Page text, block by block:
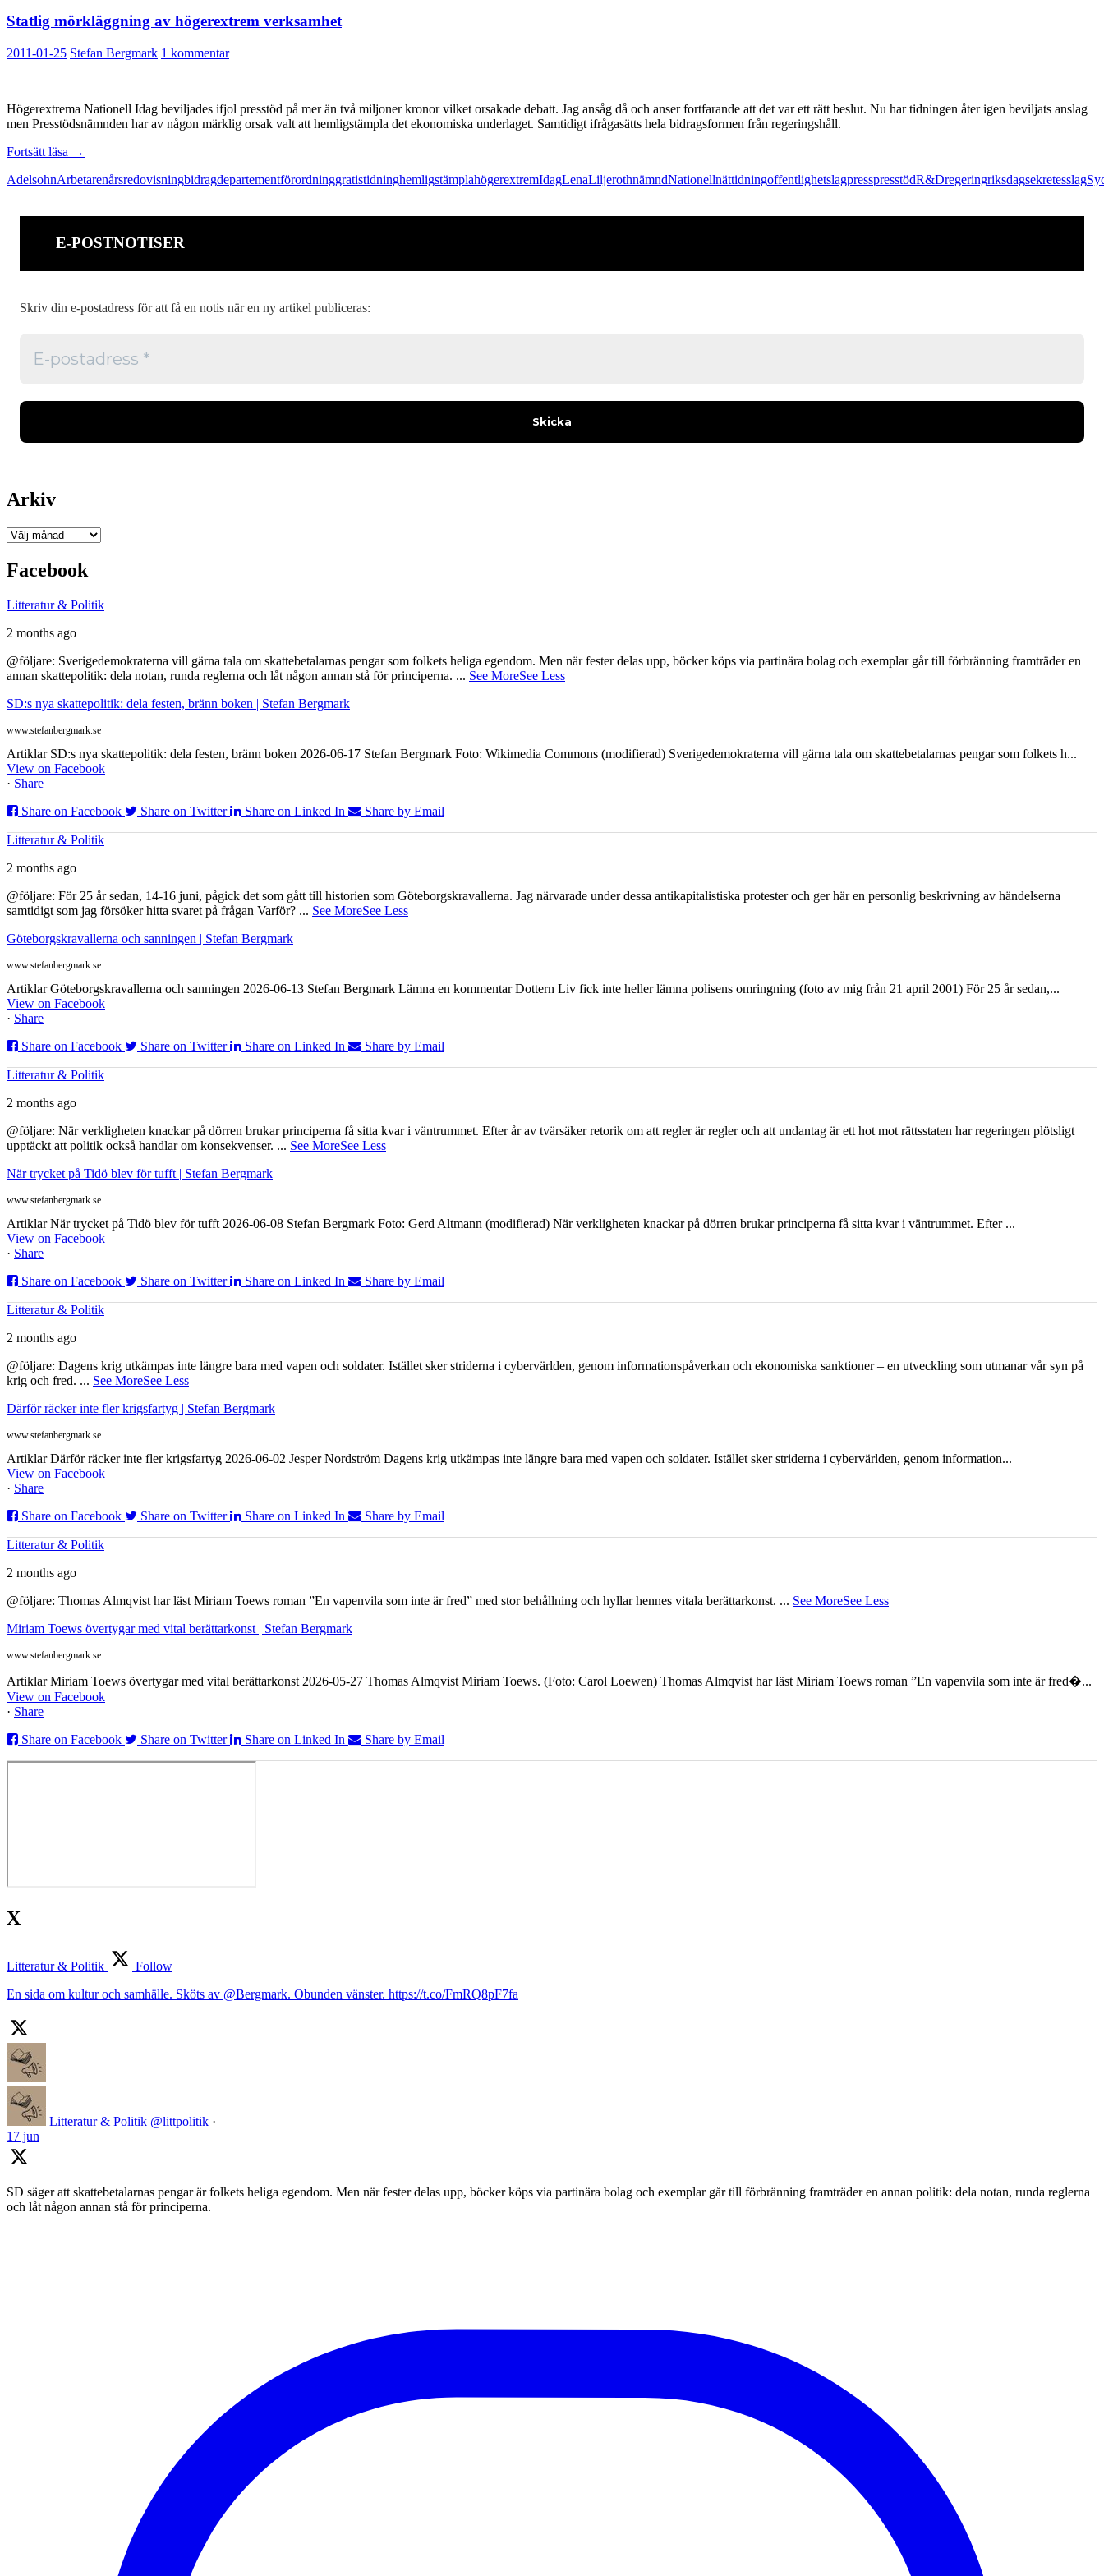
Statlig mörkläggning av högerextrem verksamhet
2011-01-25 Stefan Bergmark 1 kommentar
Högerextrema Nationell Idag beviljades ifjol presstöd på mer än två miljoner kronor vilket orsakade debatt. Jag ansåg då och anser fortfarande att det var ett rätt beslut. Nu har tidningen åter igen beviljats anslag
men Presstödsnämnden har av någon märklig orsak valt att hemligstämpla det ekonomiska underlaget. Samtidigt ifrågasätts hela bidragsformen från regeringshåll.
Fortsätt läsa Statlig
av
→
AdelsohnArbetarenårsredovisningbidragdepartementförordninggratistidninghemligstämplahögerextremIdagLenaLiljerothnämndNationellnättidningoffentlighetslagpresspresstödR&Dregeringriksdagsekretesslag
E-POSTNOTISER
Skriv din e-postadress för att få en notis när en ny artikel publiceras:
Arkiv
Arkiv
Facebook
Litteratur & Politik
2 months ago
@följare: Sverigedemokraterna vill gärna tala om skattebetalarnas pengar som folkets heliga egendom. Men när fester delas upp, böcker köps via partinära bolag och exemplar går till förbränning framträder en
annan skattepolitik: dela notan, runda reglerna och låt någon annan stå för principerna. ... See MoreSee Less
SD:s nya skattepolitik: dela festen, bränn boken | Stefan Bergmark
www.stefanbergmark.se
Artiklar SD:s nya skattepolitik: dela festen, bränn boken 2026-06-17 Stefan Bergmark Foto: Wikimedia Commons (modifierad) Sverigedemokraterna vill gärna tala om skattebetalarnas pengar som folkets h...
View on Facebook
· Share
Share on Facebook
Share on Twitter Share on Linked In Share by Email
Litteratur & Politik
2 months ago
@följare: För 25 år sedan, 14-16 juni, pågick det som gått till historien som Göteborgskravallerna. Jag närvarade under dessa antikapitalistiska protester och ger här en personlig beskrivning av händelserna
samtidigt som jag försöker hitta svaret på frågan Varför? ... See MoreSee Less
Göteborgskravallerna och sanningen | Stefan Bergmark
www.stefanbergmark.se
Artiklar Göteborgskravallerna och sanningen 2026-06-13 Stefan Bergmark Lämna en kommentar Dottern Liv fick inte heller lämna polisens omringning (foto av mig från 21 april 2001) För 25 år sedan,...
View on Facebook
· Share
Share on Facebook
Share on Twitter Share on Linked In Share by Email
Litteratur & Politik
2 months ago
@följare: När verkligheten knackar på dörren brukar principerna få sitta kvar i väntrummet. Efter år av tvärsäker retorik om att regler är regler och att undantag är ett hot mot rättsstaten har regeringen plötsligt
upptäckt att politik också handlar om konsekvenser. ... See MoreSee Less
När trycket på Tidö blev för tufft | Stefan Bergmark
www.stefanbergmark.se
Artiklar När trycket på Tidö blev för tufft 2026-06-08 Stefan Bergmark Foto: Gerd Altmann (modifierad) När verkligheten knackar på dörren brukar principerna få sitta kvar i väntrummet. Efter ...
View on Facebook
· Share
Share on Facebook
Share on Twitter Share on Linked In Share by Email
Litteratur & Politik
2 months ago
@följare: Dagens krig utkämpas inte längre bara med vapen och soldater. Istället sker striderna i cybervärlden, genom informationspåverkan och ekonomiska sanktioner – en utveckling som utmanar vår syn på
krig och fred. ... See MoreSee Less
Därför räcker inte fler krigsfartyg | Stefan Bergmark
www.stefanbergmark.se
Artiklar Därför räcker inte fler krigsfartyg 2026-06-02 Jesper Nordström Dagens krig utkämpas inte längre bara med vapen och soldater. Istället sker striderna i cybervärlden, genom information...
View on Facebook
· Share
Share on Facebook
Share on Twitter Share on Linked In Share by Email
Litteratur & Politik
2 months ago
@följare: Thomas Almqvist har läst Miriam Toews roman ”En vapenvila som inte är fred” med stor behållning och hyllar hennes vitala berättarkonst. ... See MoreSee Less
Miriam Toews övertygar med vital berättarkonst | Stefan Bergmark
www.stefanbergmark.se
Artiklar Miriam Toews övertygar med vital berättarkonst 2026-05-27 Thomas Almqvist Miriam Toews. (Foto: Carol Loewen) Thomas Almqvist har läst Miriam Toews roman ”En vapenvila som inte är fred�...
View on Facebook
· Share
Share on Facebook
Share on Twitter Share on Linked In Share by Email
X
Litteratur & Politik
Follow
En sida om kultur och samhälle. Sköts av @Bergmark. Obunden vänster. https://t.co/FmRQ8pF7fa
Litteratur & Politik @littpolitik ·
17 jun
SD säger att skattebetalarnas pengar är folkets heliga egendom. Men när fester delas upp, böcker köps via partinära bolag och exemplar går till förbränning framträder en annan politik: dela notan, runda reglerna
och låt någon annan stå för principerna.